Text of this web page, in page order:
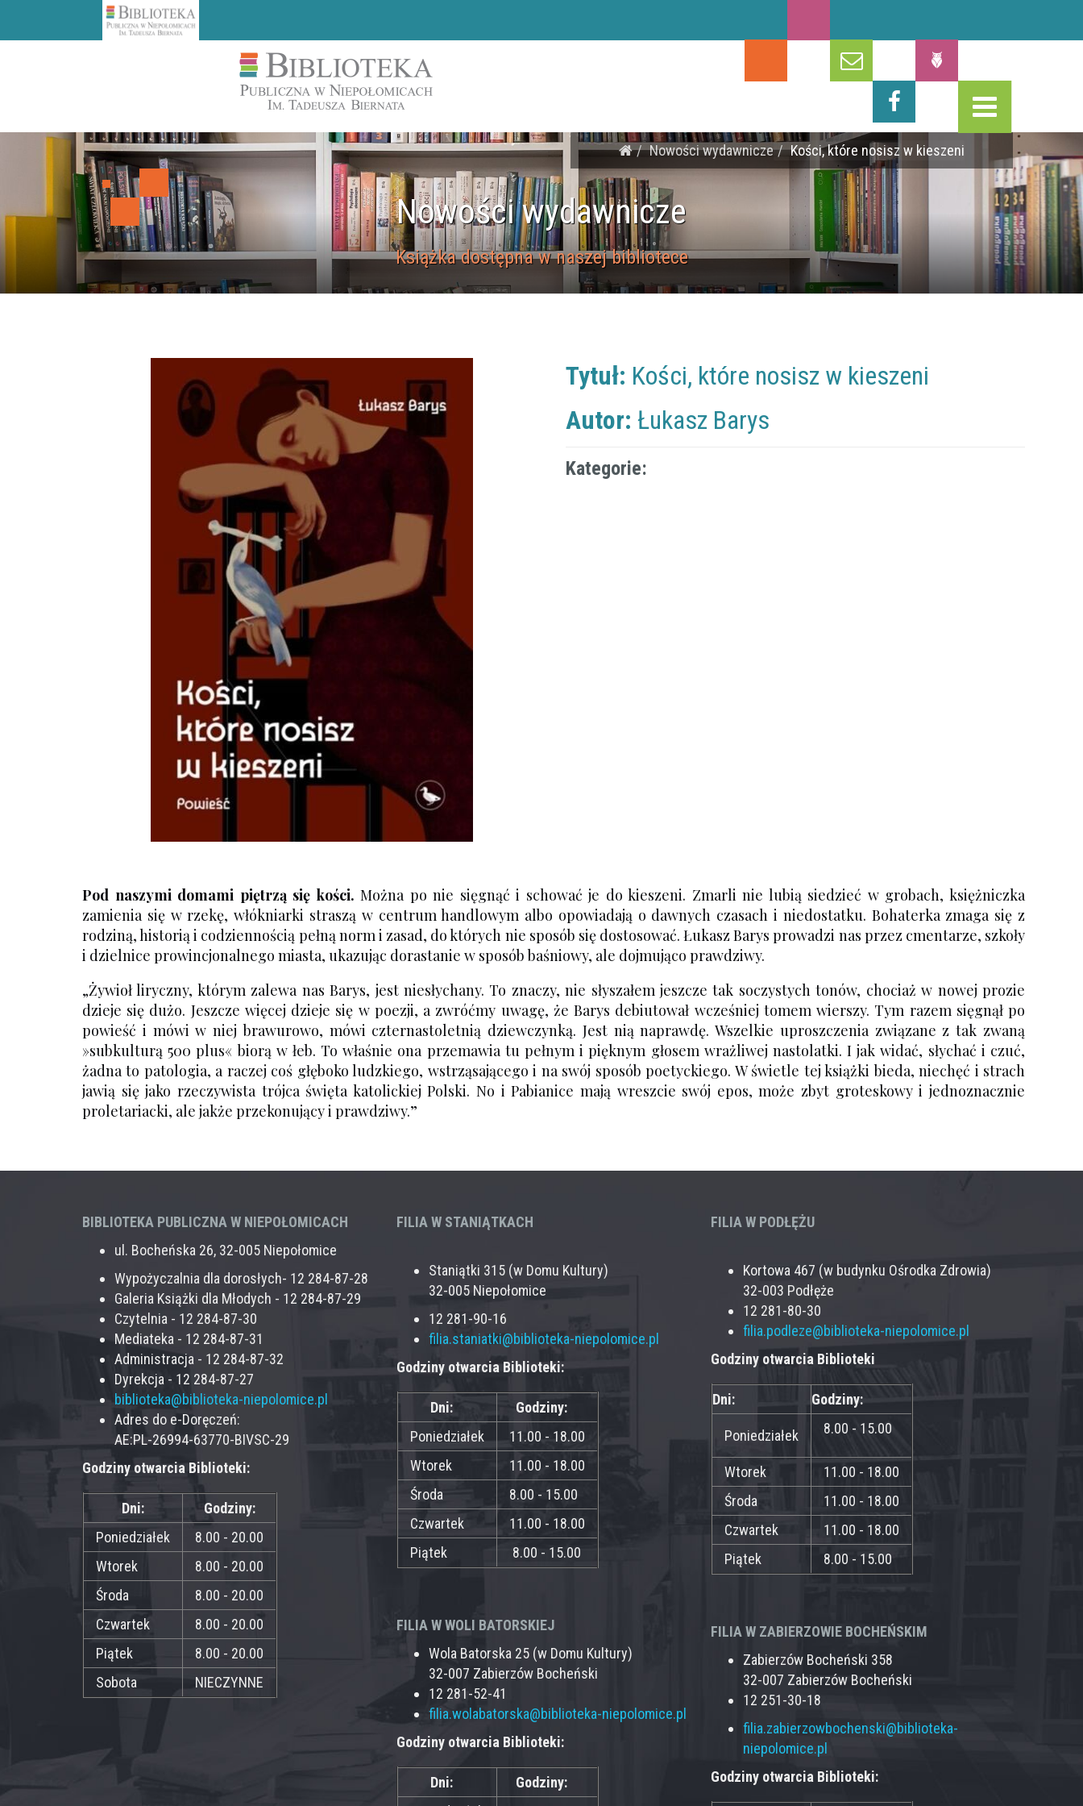
Nowości wydawnicze Kości, które nosisz w kieszeni
Nowości wydawnicze
Książka dostępna w naszej bibliotece
Tytuł: Kości, które nosisz w kieszeni
Autor: Łukasz Barys
Kategorie:
Pod naszymi domami piętrzą się kości. Można po nie sięgnąć i schować je do kieszeni. Zmarli nie lubią siedzieć w grobach, księżniczka
zamienia się w rzekę, włókniarki straszą w centrum handlowym albo opowiadają o dawnych czasach i niedostatku. Bohaterka zmaga się z
rodziną, historią i codziennością pełną norm i zasad, do których nie sposób się dostosować. Łukasz Barys prowadzi nas przez cmentarze, szkoły
i dzielnice prowincjonalnego miasta, ukazując dorastanie w sposób baśniowy, ale dojmująco prawdziwy.
„Żywioł liryczny, którym zalewa nas Barys, jest niesłychany. To znaczy, nie słyszałem jeszcze tak soczystych tonów, chociaż w nowej prozie
dzieje się dużo. Jeszcze więcej dzieje się w poezji, a zwróćmy uwagę, że Barys debiutował wcześniej tomem wierszy. Tym razem sięgnął po
powieść i mówi w niej brawurowo, mówi czternastoletnią dziewczynką. Jest nią naprawdę. Wszelkie uproszczenia związane z tak zwaną
»subkulturą 500 plus« biorą w łeb. To właśnie ona przemawia tu pełnym i pięknym głosem wrażliwej nastolatki. I jak widać, słychać i czuć,
żadna to patologia, a raczej coś głęboko ludzkiego, wstrząsającego i na swój sposób poetyckiego. W świetle tej książki bieda, niechęć i strach
jawią się jako rzeczywista trójca święta katolickiej Polski. No i Pabianice mają wreszcie swój epos, może zbyt groteskowy i jednoznacznie
proletariacki, ale jakże przekonujący i prawdziwy.”
BIBLIOTEKA PUBLICZNA W NIEPOŁOMICACH
ul. Bocheńska 26, 32-005 Niepołomice
Wypożyczalnia dla dorosłych- 12 284-87-28
Galeria Książki dla Młodych - 12 284-87-29
Czytelnia - 12 284-87-30
Mediateka - 12 284-87-31
Administracja - 12 284-87-32
Dyrekcja - 12 284-87-27
biblioteka@biblioteka-niepolomice.pl
Adres do e-Doręczeń:
AE:PL-26994-63770-BIVSC-29
Godziny otwarcia Biblioteki:
Dni:
Godziny:
Poniedziałek
8.00 - 20.00
Wtorek
8.00 - 20.00
Środa
8.00 - 20.00
Czwartek
8.00 - 20.00
Piątek
8.00 - 20.00
Sobota
NIECZYNNE
FILIA W STANIĄTKACH
Staniątki 315 (w Domu Kultury)
32-005 Niepołomice
12 281-90-16
filia.staniatki@biblioteka-niepolomice.pl
Godziny otwarcia Biblioteki:
Dni:
Godziny:
Poniedziałek
11.00 - 18.00
Wtorek
11.00 - 18.00
Środa
8.00 - 15.00
Czwartek
11.00 - 18.00
Piątek
8.00 - 15.00
FILIA W WOLI BATORSKIEJ
Wola Batorska 25 (w Domu Kultury)
32-007 Zabierzów Bocheński
12 281-52-41
filia.wolabatorska@biblioteka-niepolomice.pl
Godziny otwarcia Biblioteki:
Dni:
Godziny:
FILIA W PODŁĘŻU
Kortowa 467 (w budynku Ośrodka Zdrowia)
32-003 Podłęże
12 281-80-30
filia.podleze@biblioteka-niepolomice.pl
Godziny otwarcia Biblioteki
Dni: Godziny:
Poniedziałek 8.00 - 15.00
Wtorek
11.00 - 18.00
Środa
11.00 - 18.00
Czwartek
11.00 - 18.00
Piątek
8.00 - 15.00
FILIA W ZABIERZOWIE BOCHEŃSKIM
Zabierzów Bocheński 358
32-007 Zabierzów Bocheński
12 251-30-18
filia.zabierzowbochenski@biblioteka-
niepolomice.pl
Godziny otwarcia Biblioteki: